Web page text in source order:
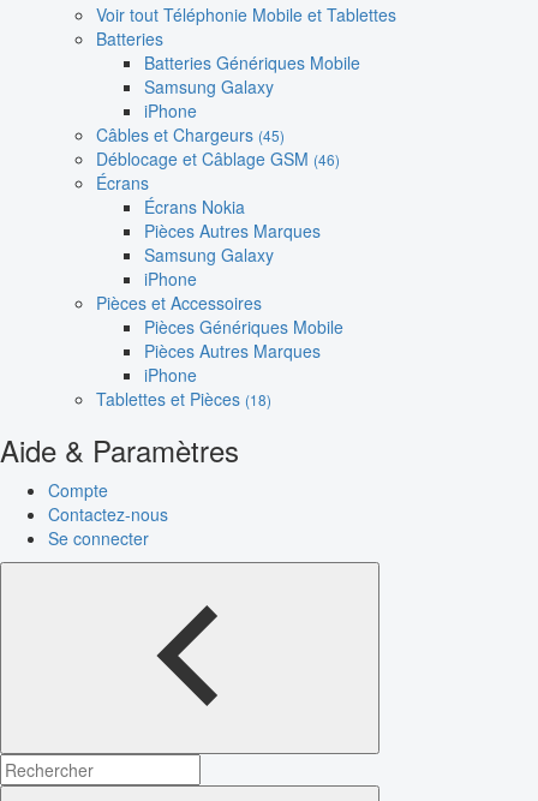
Voir tout Téléphonie Mobile et Tablettes
Batteries
Batteries Génériques Mobile
Samsung Galaxy
iPhone
Câbles et Chargeurs (45)
Déblocage et Câblage GSM (46)
Écrans
Écrans Nokia
Pièces Autres Marques
Samsung Galaxy
iPhone
Pièces et Accessoires
Pièces Génériques Mobile
Pièces Autres Marques
iPhone
Tablettes et Pièces (18)
Aide & Paramètres
Compte
Contactez-nous
Se connecter